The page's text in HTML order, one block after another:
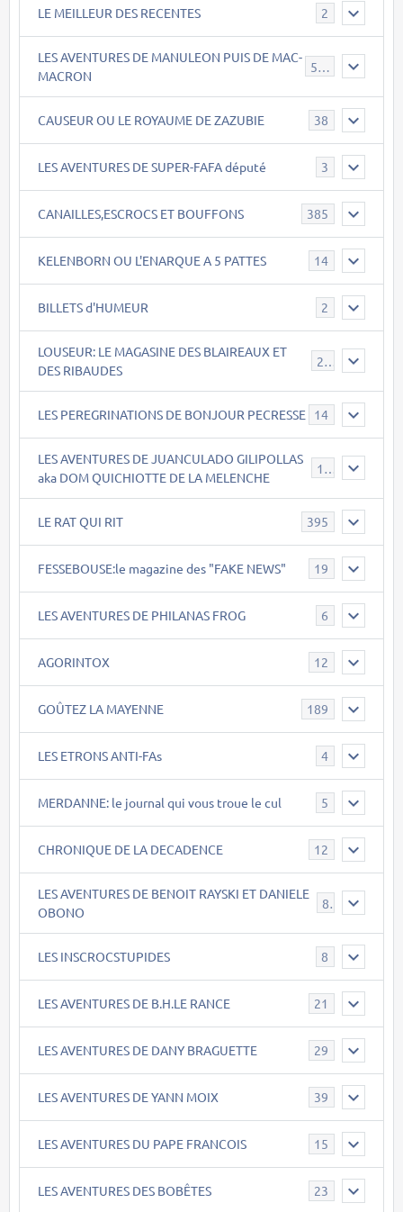
LE MEILLEUR DES RECENTES 2
LES AVENTURES DE MANULEON PUIS DE MAC-
MACRON
543
CAUSEUR OU LE ROYAUME DE ZAZUBIE 38
LES AVENTURES DE SUPER-FAFA député 3
CANAILLES,ESCROCS ET BOUFFONS 385
KELENBORN OU L'ENARQUE A 5 PATTES 14
BILLETS d'HUMEUR 2
LOUSEUR: LE MAGASINE DES BLAIREAUX ET
DES RIBAUDES
21
LES PEREGRINATIONS DE BONJOUR PECRESSE 14
LES AVENTURES DE JUANCULADO GILIPOLLAS
aka DOM QUICHIOTTE DE LA MELENCHE
119
LE RAT QUI RIT 395
FESSEBOUSE:le magazine des "FAKE NEWS" 19
LES AVENTURES DE PHILANAS FROG 6
AGORINTOX 12
GOÛTEZ LA MAYENNE 189
LES ETRONS ANTI-FAs 4
MERDANNE: le journal qui vous troue le cul 5
CHRONIQUE DE LA DECADENCE 12
LES AVENTURES DE BENOIT RAYSKI ET DANIELE
OBONO
8
LES INSCROCSTUPIDES 8
LES AVENTURES DE B.H.LE RANCE 21
LES AVENTURES DE DANY BRAGUETTE 29
LES AVENTURES DE YANN MOIX 39
LES AVENTURES DU PAPE FRANCOIS 15
LES AVENTURES DES BOBÊTES 23